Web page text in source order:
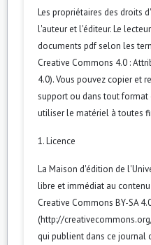
Les propriétaires des droits
l'auteur et l'éditeur. Le
documents pdf selon les
Creative Commons 4.0 :
4.0). Vous pouvez copier et
support ou dans tout format
utiliser le matériel à toutes
1. Licence
La Maison d'édition de
libre et immédiat au
Creative Commons BY-SA
(http://
qui publient dans ce journal